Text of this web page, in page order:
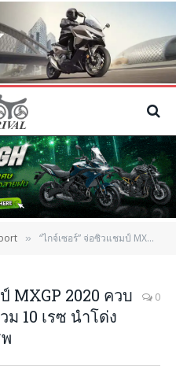
» “ไกจ์เซอร์” จ่อซิวแชมป์ MXGP 2020 ควบ CRF450RW คว้าชัยรวม 10 เรซ นำโด่งจ่าฝูงเวิลด์แชมเปียนชิพ
MXGP 2020 ควบ
ม 10 เรซ นำโด่ง
0